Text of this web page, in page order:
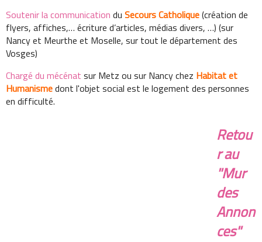
Soutenir la communication du Secours Catholique(création de
flyers, affiches,… écriture d’articles, médias divers, …) (sur
Nancy et Meurthe et Moselle, sur tout le département des
Vosges)
Chargé du mécénat sur Metz ou sur Nancy chez Habitat et
Humanismedont l'objet social est le logement des personnes
en difficulté.
Retou
r au
"Mur
des
Annon
ces"